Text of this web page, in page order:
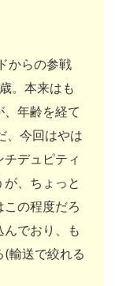
からの参戦
。本来はも
年齢を経て
、今回はやは
デュピティ
、ちょっと
の程度だろ
でおり、も
(輸送で絞れる